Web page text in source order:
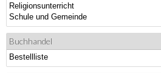
Religionsunterricht
Schule und Gemeinde
Buchhandel
Bestellliste